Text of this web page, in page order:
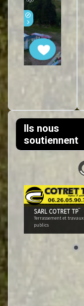
Ils nous
soutiennent
SARL COTRET TP¨
Terrassement et travaux
publics